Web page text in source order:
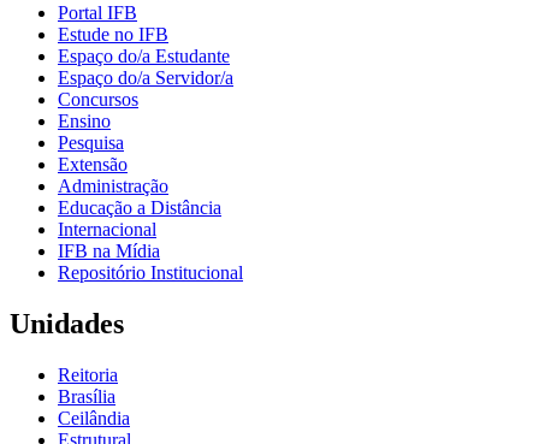
Portal IFB
Estude no IFB
Espaço do/a Estudante
Espaço do/a Servidor/a
Concursos
Ensino
Pesquisa
Extensão
Administração
Educação a Distância
Internacional
IFB na Mídia
Repositório Institucional
Unidades
Reitoria
Brasília
Ceilândia
Estrutural